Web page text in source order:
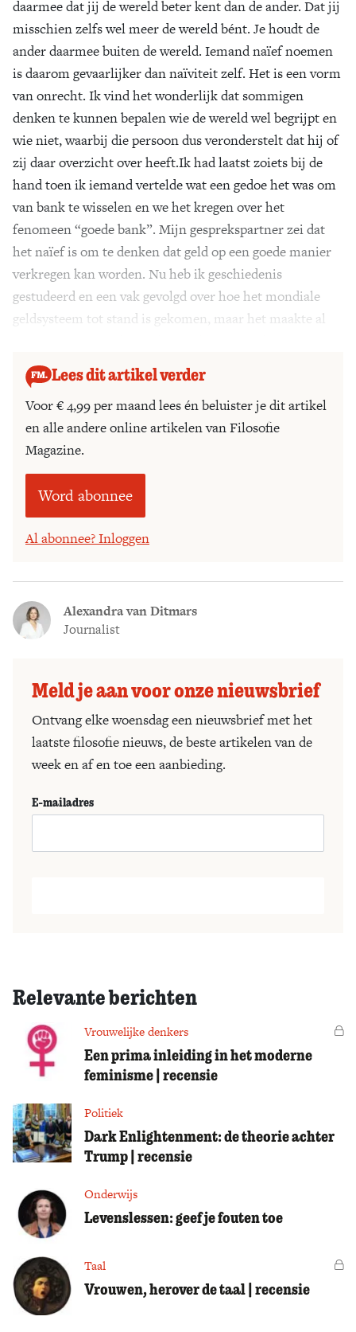
daarmee dat jij de wereld beter kent dan de ander. Dat jij
misschien zelfs wel meer de wereld bént. Je houdt de
ander daarmee buiten de wereld. Iemand naïef noemen
is daarom gevaarlijker dan naïviteit zelf. Het is een vorm
van onrecht. Ik vind het wonderlijk dat sommigen
denken te kunnen bepalen wie de wereld wel begrijpt en
wie niet, waarbij die persoon dus veronderstelt dat hij of
zij daar overzicht over heeft.Ik had laatst zoiets bij de
hand toen ik iemand vertelde wat een gedoe het was om
van bank te wisselen en we het kregen over het
fenomeen “goede bank”. Mijn gesprekspartner zei dat
het naïef is om te denken dat geld op een goede manier
verkregen kan worden. Nu heb ik geschiedenis
gestudeerd en een vak gevolgd over hoe het mondiale
geldsysteem tot stand is gekomen, maar het maakte al
Lees dit artikel verder
Voor € 4,99 per maand lees én beluister je dit artikel
en alle andere online artikelen van Filosofie
Magazine.
Word abonnee
Al abonnee? Inloggen
Alexandra van Ditmars
Journalist
Meld je aan voor onze nieuwsbrief
Ontvang elke woensdag een nieuwsbrief met het
laatste filosofie nieuws, de beste artikelen van de
week en af en toe een aanbieding.
E-mailadres
Relevante berichten
Vrouwelijke denkers
Een prima inleiding in het moderne
feminisme | recensie
Politiek
Dark Enlightenment: de theorie achter
Trump | recensie
Onderwijs
Levenslessen: geef je fouten toe
Taal
Vrouwen, herover de taal | recensie